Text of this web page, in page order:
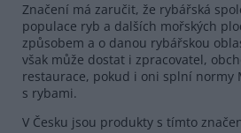
Značení má zaručit, že rybářská
populace ryb a dalších mořských
způsobem a o danou rybářskou
však může dostat i zpracovatel,
restaurace, pokud i oni splní normy
s rybami.
V Česku jsou produkty s tímto